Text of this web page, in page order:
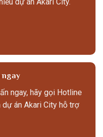
ngay
ngay, hãy gọi Hotline
án Akari City hỗ trợ